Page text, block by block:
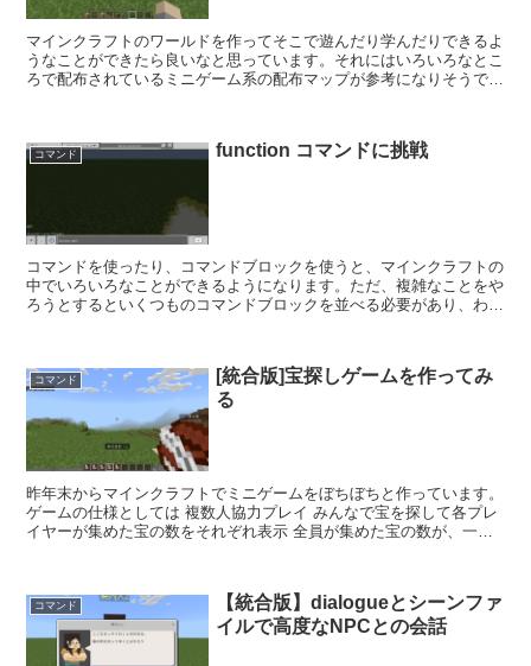
マインクラフトのワールドを作ってそこで遊んだり学んだりできるよ
うなことができたら良いなと思っています。それにはいろいろなとこ
ろで配布されているミニゲーム系の配布マップが参考になりそうで
コマンド function コマンドに挑戦
コマンドを使ったり、コマンドブロックを使うと、マインクラフトの
中でいろいろなことができるようになります。ただ、複雑なことをや
ろうとするといくつものコマンドブロックを並べる必要があり、わか
コマンド
[統合版]宝探しゲームを作ってみ
る
昨年末からマインクラフトでミニゲームをぼちぼちと作っています。
ゲームの仕様としては 複数人協力プレイ みんなで宝を探して各プレ
イヤーが集めた宝の数をそれぞれ表示 全員が集めた宝の数が、一定
コマンド
【統合版】dialogueとシーンファ
イルで高度なNPCとの会話